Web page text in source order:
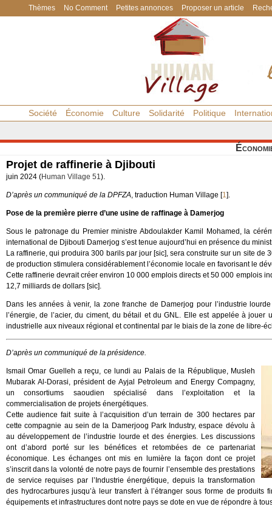
Thèmes No Comment Petites annonces Proposer un article
Société Économie Culture Solidarité Politique
Projet de raffinerie à Djibouti
juin 2024 (Human Village 51).
D’après un communiqué de la DPFZA, traduction Human Village [1].
Pose de la première pierre d’une usine de raffinage à Damerjog
Sous le patronage du Premier ministre Abdoulakder Kamil Mohamed, la
international de Djibouti Damerjog s’est tenue aujourd’hui en présence du
La raffinerie, qui produira 300 barils par jour [sic], sera construite sur un site de
de production stimulera considérablement l’économie locale en favorisant le
Cette raffinerie devrait créer environ 10 000 emplois directs et 50 000 emplois
12,7 milliards de dollars [sic].
Dans les années à venir, la zone franche de Damerjog pour l’industrie
l’énergie, de l’acier, du ciment, du bétail et du GNL. Elle est appelée à
industrielle aux niveaux régional et continental par le biais de la zone de libre-
D’après un communiqué de la présidence.
Ismail Omar Guelleh a reçu, ce lundi au Palais de la République, Musleh
Mubarak Al-Dorasi, président de Ayjal Petroleum and Energy Compagny,
un consortiums saoudien spécialisé dans l’exploitation et la
commercialisation de projets énergétiques.
Cette audience fait suite à l’acquisition d’un terrain de 300 hectares par
cette compagnie au sein de la Damerjoog Park Industry, espace dévolu à
au développement de l’industrie lourde et des énergies. Les discussions
ont d’abord porté sur les bénéfices et retombées de ce partenariat
économique. Les échanges ont mis en lumière la façon dont ce projet
s’inscrit dans la volonté de notre pays de fournir l’ensemble des prestations
de service requises par l’Industrie énergétique, depuis la transformation
des hydrocarbures jusqu’à leur transfert à l’étranger sous forme de
équipements et infrastructures dont notre pays se dote en vue de répondre à